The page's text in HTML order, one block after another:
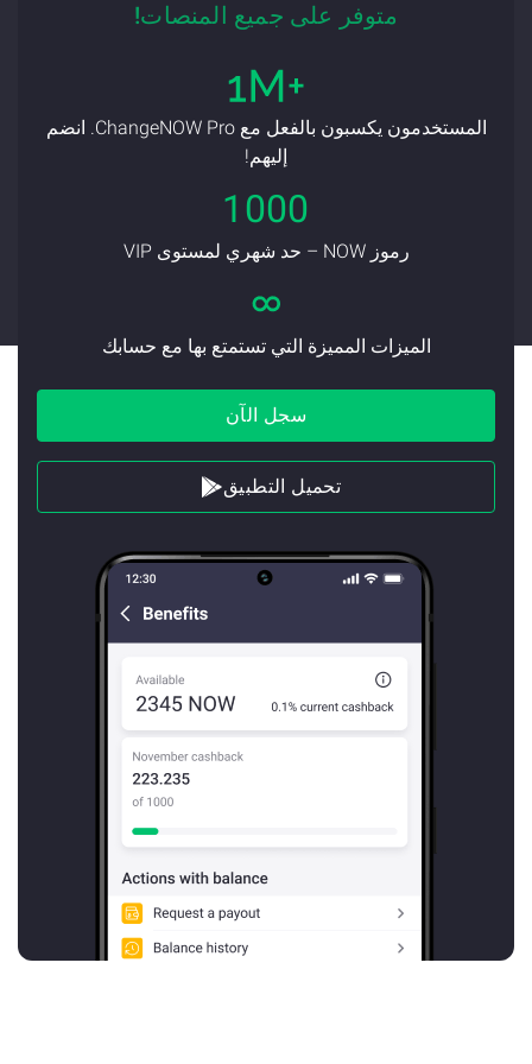
متوفر على جميع المنصات!
المستخدمون يكسبون بالفعل مع ChangeNOW Pro. انضم
إليهم!
1000
رموز NOW – حد شهري لمستوى VIP
الميزات المميزة التي تستمتع بها مع حسابك
سجل الآن
تحميل التطبيق